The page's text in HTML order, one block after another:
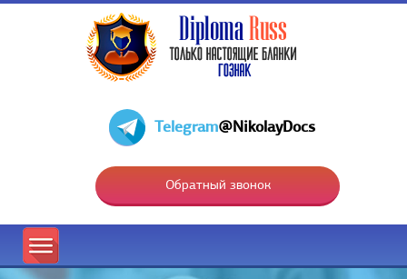
Telegram@NikolayDocs
Обратный звонок